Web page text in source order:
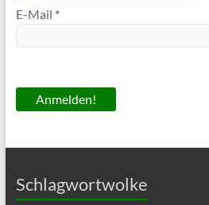
E-Mail *
Schlagwortwolke